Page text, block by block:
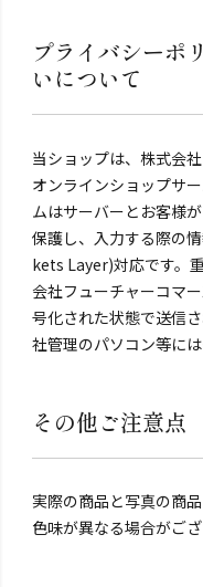
プライバシー
いについて
当ショップは、株式会
オンラインショップサ
ムはサーバーとお客様
保護し、入力する際の
kets Layer)対応です。
会社フューチャーコマ
号化された状態で送信
社管理のパソコン等には
その他ご注意点
実際の商品と写真の商
色味が異なる場合がご